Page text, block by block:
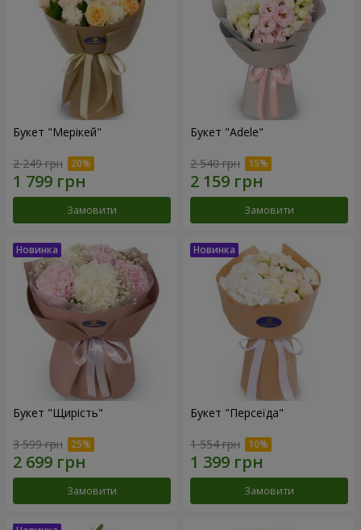
Букет "Мерікей"
2 249 грн
Замовити
Букет "Adele"
2 540 грн
Замовити
Букет "Щирість"
3 599 грн
Замовити
Букет "Персеїда"
1 554 грн
Замовити